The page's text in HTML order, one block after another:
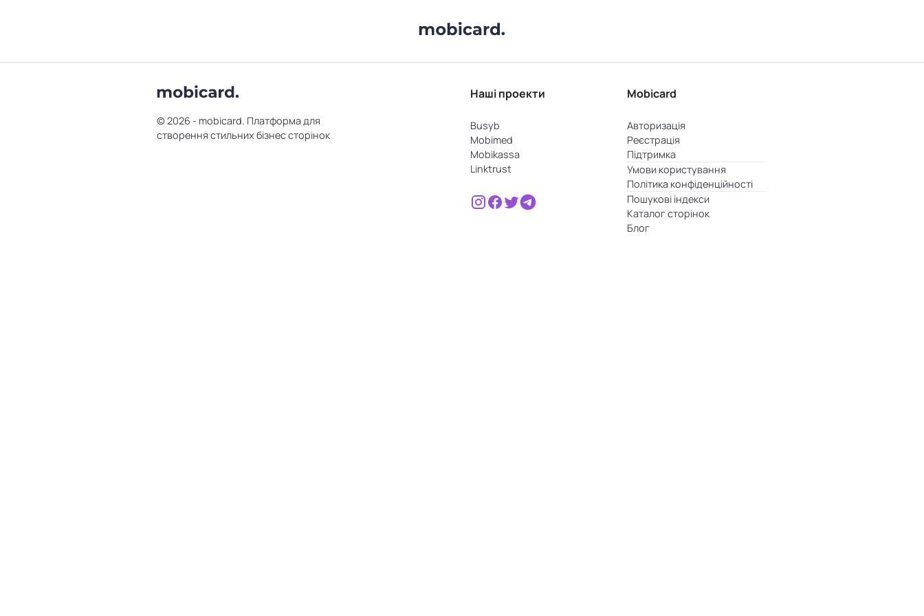
© 2026 - mobicard. Платформа для
створення стильних бізнес сторінок
Наші проекти
Busyb
Mobimed
Mobikassa
Linktrust
Mobicard
Авторизація
Реєстрація
Підтримка
Умови користування
Політика конфіденційності
Пошукові індекси
Каталог сторінок
Блог